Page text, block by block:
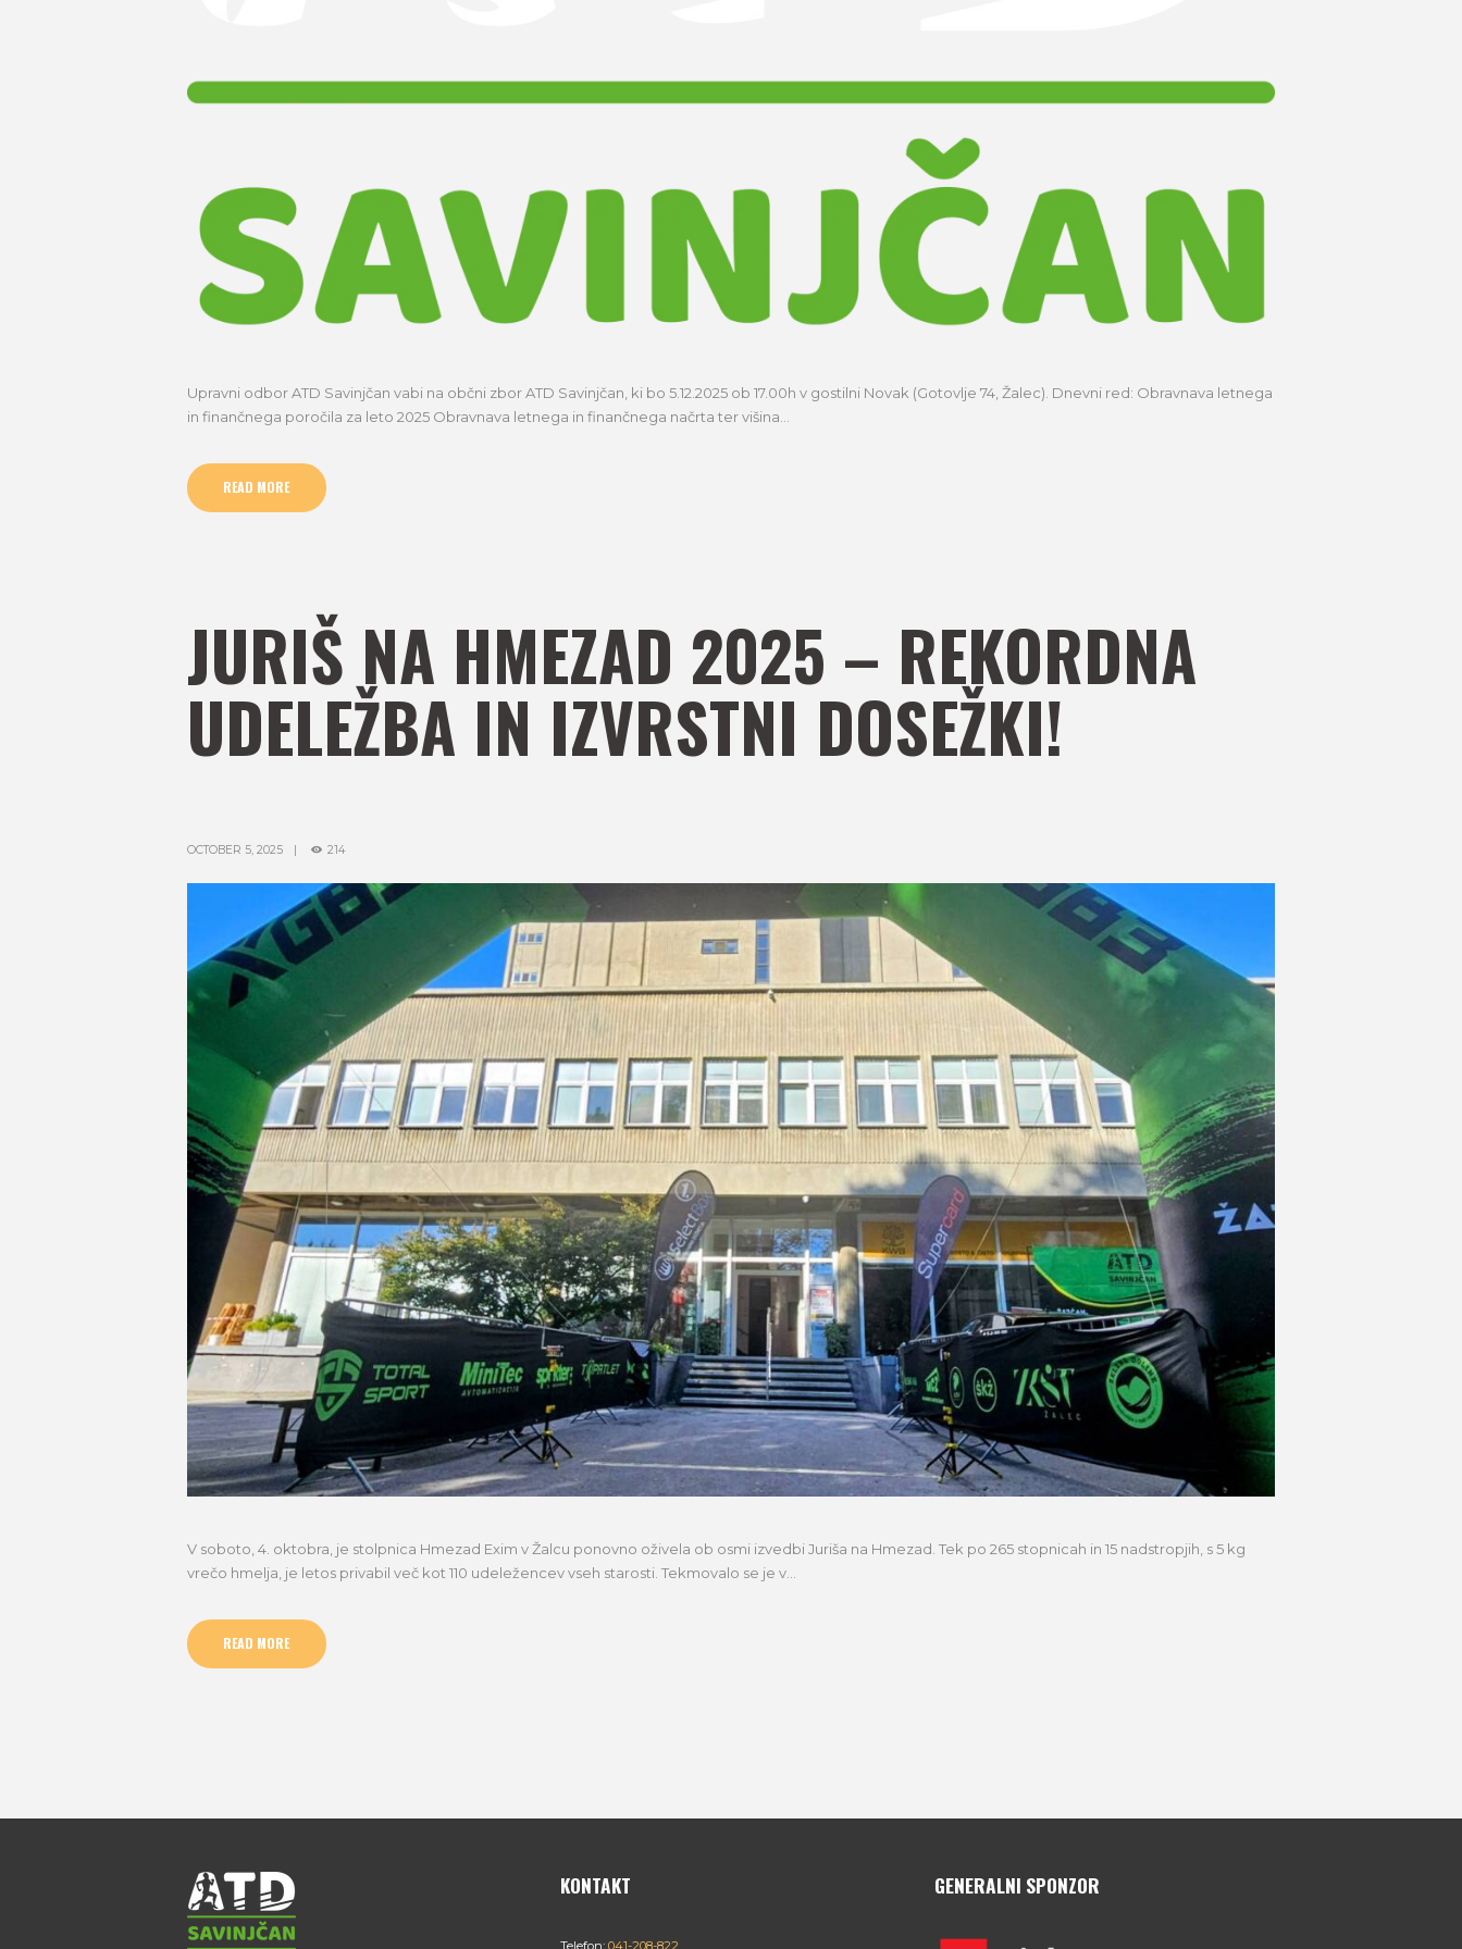
Upravni odbor ATD Savinjčan vabi na občni zbor ATD Savinjčan, ki bo 5.12.2025 ob 17.00h v gostilni Novak (Gotovlje 74, Žalec). Dnevni red: Obravnava letnega
in finančnega poročila za leto 2025 Obravnava letnega in finančnega načrta ter višina...
READ MORE
JURIŠ NA HMEZAD 2025 – REKORDNA
UDELEŽBA IN IZVRSTNI DOSEŽKI!
OCTOBER 5, 2025 214
V soboto, 4. oktobra, je stolpnica Hmezad Exim v Žalcu ponovno oživela ob osmi izvedbi Juriša na Hmezad. Tek po 265 stopnicah in 15 nadstropjih, s 5 kg
vrečo hmelja, je letos privabil več kot 110 udeležencev vseh starosti. Tekmovalo se je v...
READ MORE
KONTAKT
Telefon: 041-208-822
GENERALNI SPONZOR